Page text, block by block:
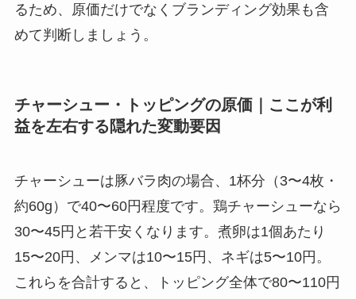
るため、原価だけでなくブランディング効果も含
めて判断しましょう。
チャーシュー・トッピングの原価｜ここが利
益を左右する隠れた変動要因
チャーシューは豚バラ肉の場合、1杯分（3〜4枚・
約60g）で40〜60円程度です。鶏チャーシューなら
30〜45円と若干安くなります。煮卵は1個あたり
15〜20円、メンマは10〜15円、ネギは5〜10円。
これらを合計すると、トッピング全体で80〜110円